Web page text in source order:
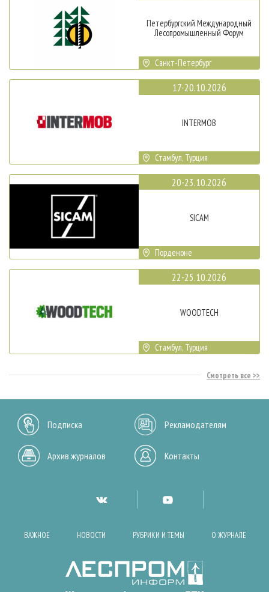
Петербургский Международный
Лесопромышленный Форум
Санкт-Петербург
17-20.10.2026
INTERMOB
Стамбул, Турция
20-23.10.2026
SICAM
Порденоне
22-25.10.2026
WOODTECH
Стамбул, Турция
Смотреть все
Подписка Рекламодателям
Архив журналов Контакты
ВАЖНОЕ НОВОСТИ РУБРИКИ И ТЕМЫ О ЖУРНАЛЕ